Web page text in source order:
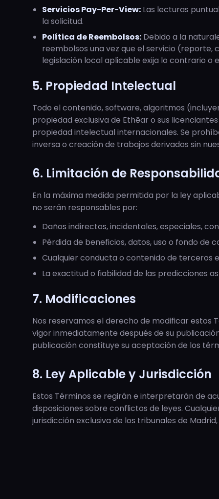
Servicios Pay-Per-View: Las lecturas
la solicitud.
Política de Reembolsos: Debido a la
reembolsos una vez que el servicio (reporte,
legislación local aplicable exija lo contrario
5. Propiedad Intelectual
Todo el contenido, software, algoritmos
propiedad exclusiva de Ethēar o sus
propiedad intelectual internacionales. Se
inversa o creación de trabajos derivados sin
6. Limitación de
En la máxima medida permitida por la ley
no serán responsables por:
Daños indirectos, incidentales, especiales,
Pérdida de beneficios, datos, uso o fondo de
Cualquier conducta o contenido de terceros
La exactitud o fiabilidad de las predicciones
7. Modificaciones
Nos reservamos el derecho de modificar estos
vigor inmediatamente después de su
publicación constituye su aceptación de los
8. Ley Aplicable y Jurisdicción
Estos Términos se regirán e interpretarán de
disposiciones sobre conflictos de leyes.
jurisdicción exclusiva de los tribunales de Madrid,